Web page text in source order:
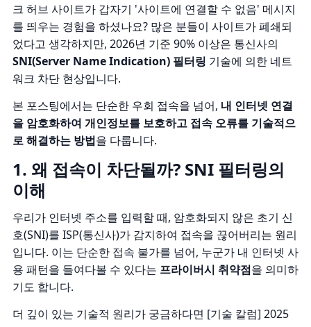
크 허브 사이트가 갑자기 '사이트에 연결할 수 없음' 메시지
를 띄우는 경험을 하셨나요? 많은 분들이 사이트가 폐쇄되
었다고 생각하지만, 2026년 기준 90% 이상은 통신사의
SNI(Server Name Indication) 필터링 기술에 의한 네트
워크 차단 현상입니다.
본 포스팅에서는 단순한 우회 접속을 넘어, 내 인터넷 연결
을 암호화하여 개인정보를 보호하고 접속 오류를 기술적으
로 해결하는 방법을 다룹니다.
1. 왜 접속이 차단될까? SNI 필터링의
이해
우리가 인터넷 주소를 입력할 때, 암호화되지 않은 초기 신
호(SNI)를 ISP(통신사)가 감지하여 접속을 끊어버리는 원리
입니다. 이는 단순한 접속 불가를 넘어, 누군가 내 인터넷 사
용 패턴을 들여다볼 수 있다는 프라이버시 취약점을 의미하
기도 합니다.
더 깊이 있는 기술적 원리가 궁금하다면 [기술 칼럼] 2025